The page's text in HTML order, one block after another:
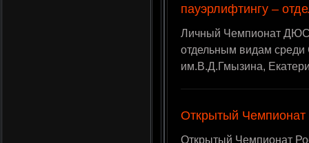
пауэрлифтингу –
Личный Чемпионат
отдельным видам
им.В.Д.Гмызина,
Открытый Чемпионат
Открытый Чемпионат